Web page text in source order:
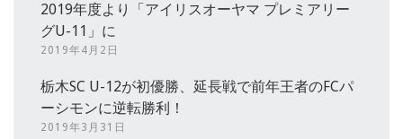
2019年度より「アイリスオーヤマ プレミアリー
グU-11」に
2019年4月2日
栃木SC U-12が初優勝、延長戦で前年王者のFCパ
ーシモンに逆転勝利！
2019年3月31日